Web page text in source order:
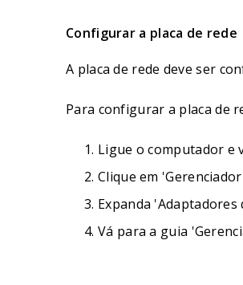
Configurar a placa de rede
A placa de rede deve ser
Para configurar a placa de
Ligue o computador e
Clique em
Expanda
Vá para a guia